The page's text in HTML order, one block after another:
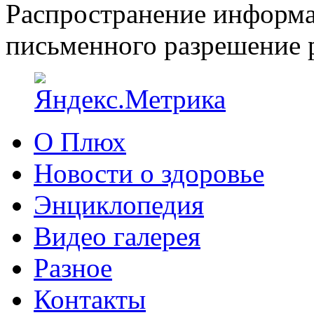
Распространение
письменного разрешение
О Плюх
Новости о здоровье
Энциклопедия
Видео галерея
Разное
Контакты